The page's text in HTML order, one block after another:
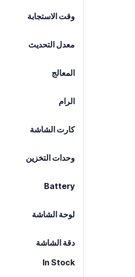
وقت الاستجابة
معدل التحديث
المعالج
الرام
كارت الشاشة
وحدات التخزين
Battery
لوحة الشاشة
دقة الشاشة
In Stock